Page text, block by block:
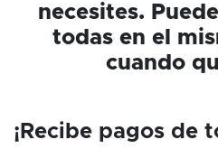
necesites.
todas en el
cuando
¡Recibe pagos de